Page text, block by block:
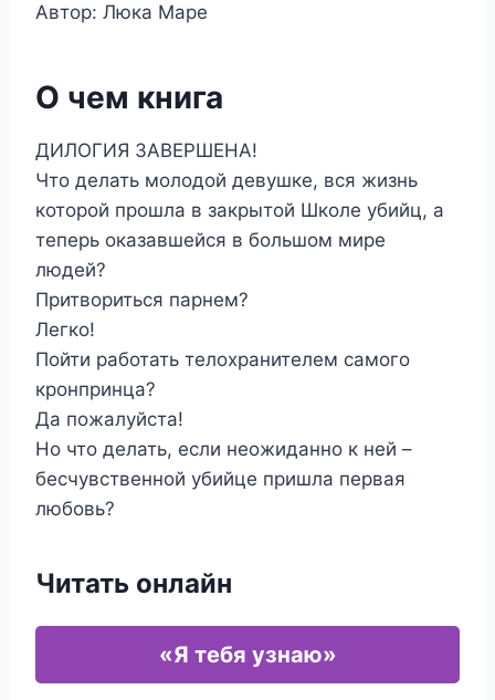
Автор: Люка Маре
О чем книга
ДИЛОГИЯ ЗАВЕРШЕНА!
Что делать молодой девушке, вся жизнь
которой прошла в закрытой Школе убийц, а
теперь оказавшейся в большом мире
людей?
Притвориться парнем?
Легко!
Пойти работать телохранителем самого
кронпринца?
Да пожалуйста!
Но что делать, если неожиданно к ней –
бесчувственной убийце пришла первая
любовь?
Читать онлайн
«Я тебя узнаю»